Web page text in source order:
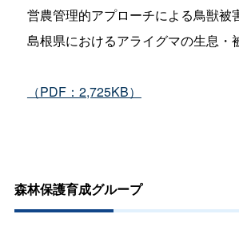
営農管理的アプローチによる鳥獣被
島根県におけるアライグマの生息・
（PDF：2,725KB）
森林保護育成グループ